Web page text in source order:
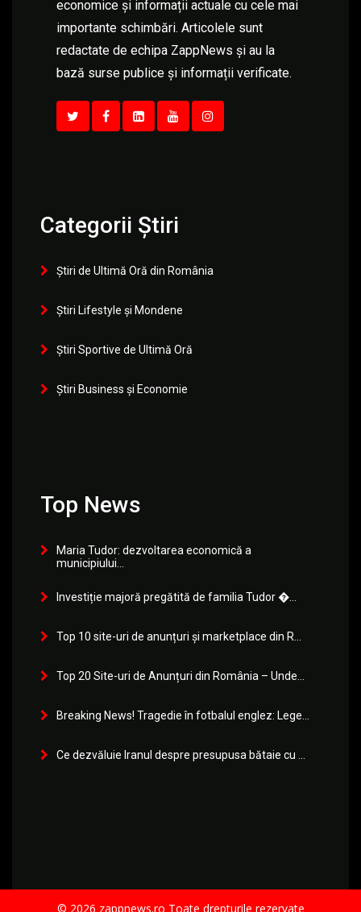
economice și informații actuale cu cele mai
importante schimbări. Articolele sunt
redactate de echipa ZappNews și au la
bază surse publice și informații verificate.
Categorii Știri
Știri de Ultimă Oră din România
Știri Lifestyle și Mondene
Știri Sportive de Ultimă Oră
Știri Business și Economie
Top News
Maria Tudor: dezvoltarea economică a
municipiului...
Investiție majoră pregătită de familia Tudor �...
Top 10 site-uri de anunțuri și marketplace din R...
Top 20 Site-uri de Anunțuri din România – Unde...
Breaking News! Tragedie în fotbalul englez: Lege...
Ce dezvăluie Iranul despre presupusa bătaie cu ...
© 2026 zappnews.ro Toate drepturile rezervate